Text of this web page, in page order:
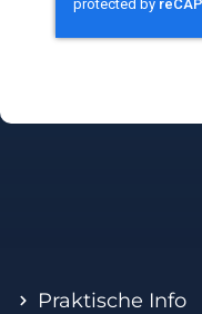
Praktische Info